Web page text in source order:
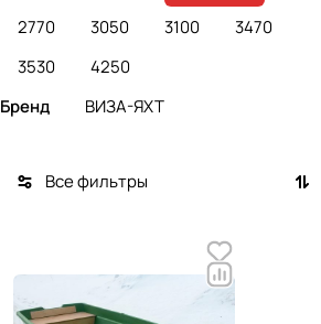
2770
3050 3100 3470
3530
4250
Бренд
ВИЗА-ЯХТ
Все фильтры